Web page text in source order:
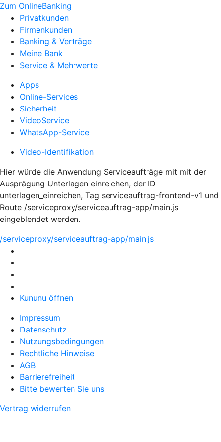
Zum OnlineBanking
Privatkunden
Firmenkunden
Banking & Verträge
Meine Bank
Service & Mehrwerte
Apps
Online-Services
Sicherheit
VideoService
WhatsApp-Service
Video-Identifikation
Hier würde die Anwendung Serviceaufträge mit mit der
Ausprägung Unterlagen einreichen, der ID
unterlagen_einreichen, Tag serviceauftrag-frontend-v1 und
Route /serviceproxy/serviceauftrag-app/main.js
eingeblendet werden.
/serviceproxy/serviceauftrag-app/main.js
Kununu öffnen
Impressum
Datenschutz
Nutzungsbedingungen
Rechtliche Hinweise
AGB
Barrierefreiheit
Bitte bewerten Sie uns
Vertrag widerrufen